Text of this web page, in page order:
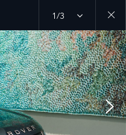
1/3
Close
gallery